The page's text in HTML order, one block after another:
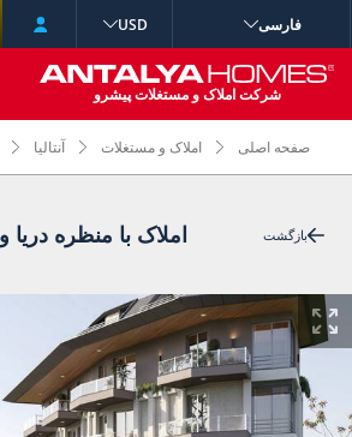
صفحه اصلی املاک و مستغلات آنتالیا
بازگشت املاک با منظره دریا
فارسی USD
شرکت املاک و مستغلات پیشرو
جستجوی پیشرفته